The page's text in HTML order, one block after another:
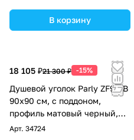
В корзину
18 105 ₽21 300 ₽ -15%
Душевой уголок Parly ZF911B
90х90 см, с поддоном,
профиль матовый черный,
стекло матовое
Арт. 34724